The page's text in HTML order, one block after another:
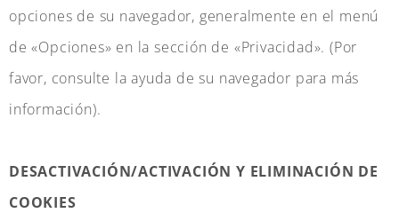
opciones de su navegador, generalmente en el menú
de «Opciones» en la sección de «Privacidad». (Por
favor, consulte la ayuda de su navegador para más
información).
DESACTIVACIÓN/ACTIVACIÓN Y ELIMINACIÓN DE
COOKIES